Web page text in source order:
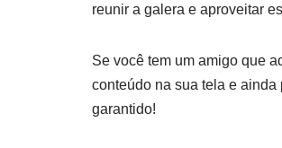
reunir a galera e aproveitar
Se você tem um amigo que
conteúdo na sua tela e ainda
garantido!